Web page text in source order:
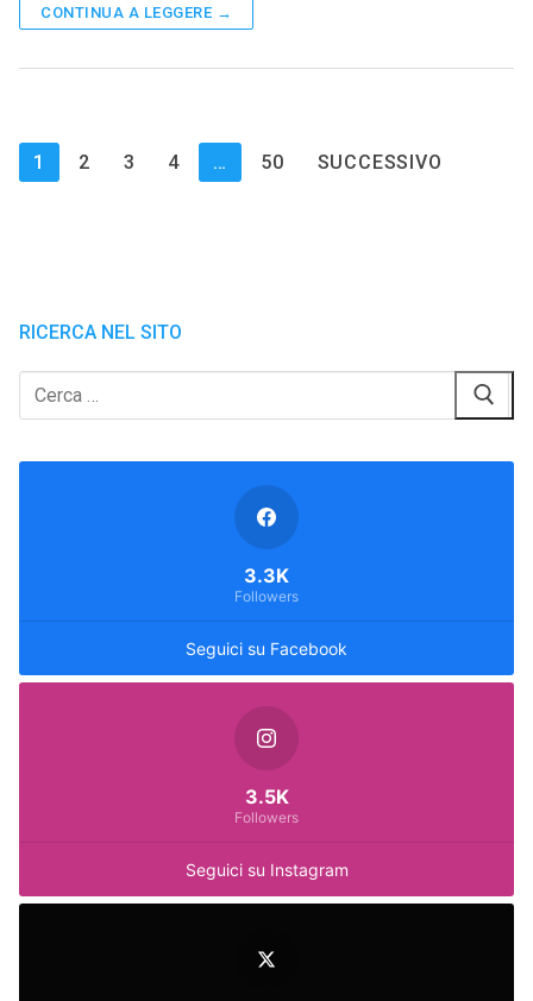
CONTINUA A LEGGERE →
Paginazione
degli
1 2 3 4 … 50 SUCCESSIVO
RICERCA NEL SITO
Cerca:
Seguici su Facebook
3.3K
Followers
Seguici su Instagram
3.5K
Followers